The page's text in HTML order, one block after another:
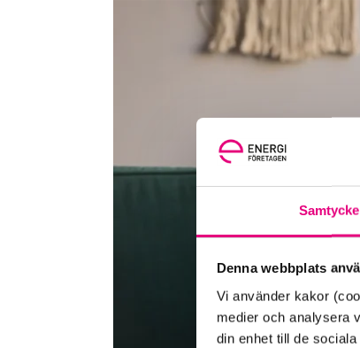
Samtycke
Denna webbplats
Vi använder kakor
medier och analysera
din enhet till de